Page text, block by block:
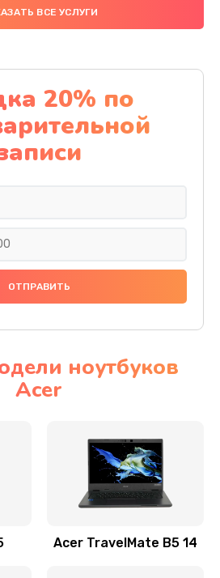
южного моста
Заказать
от пыли
1060 руб.
Заказать
подсветки
BIOS
видеочипа
Заказать
ВСЕ УСЛУГИ
20% по
ноутбуков
Acer
Acer TravelMate B5 14